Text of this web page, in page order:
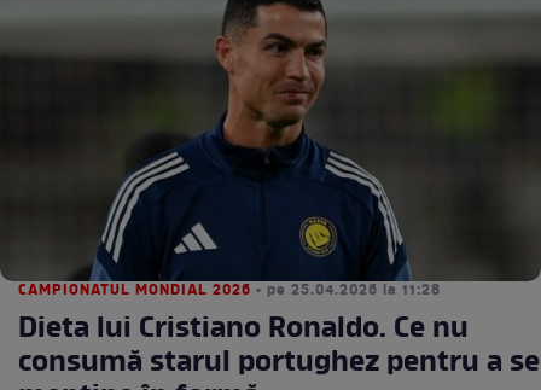
CAMPIONATUL MONDIAL 2026 • pe 25.04.2026 la 11:28
Dieta lui Cristiano Ronaldo. Ce nu
consumă starul portughez pentru a se